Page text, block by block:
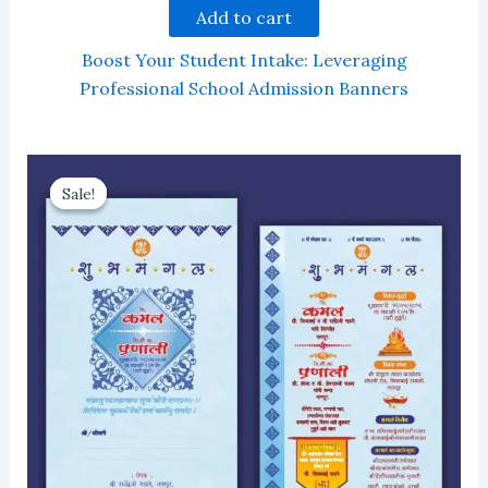
Add to cart
Boost Your Student Intake: Leveraging
Professional School Admission Banners
Sale!
Sale!